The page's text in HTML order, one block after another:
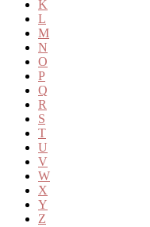
K
L
M
N
O
P
Q
R
S
T
U
V
W
X
Y
Z